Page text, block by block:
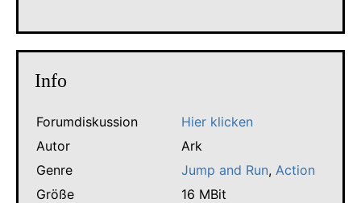
Info
Forumdiskussion
Hier klicken
Autor
Ark
Genre
Jump and Run, Action
Größe
16 MBit